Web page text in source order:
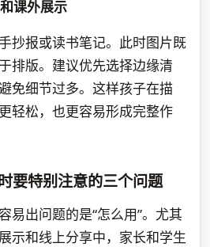
课外展示
抄报或读书笔记。此时图片既
排版。建议优先选择边缘清
免细节过多。这样孩子在描
轻松，也更容易形成完整作
要特别注意的三个问题
易出问题的是“怎么用”。尤其
示和线上分享中，家长和学生